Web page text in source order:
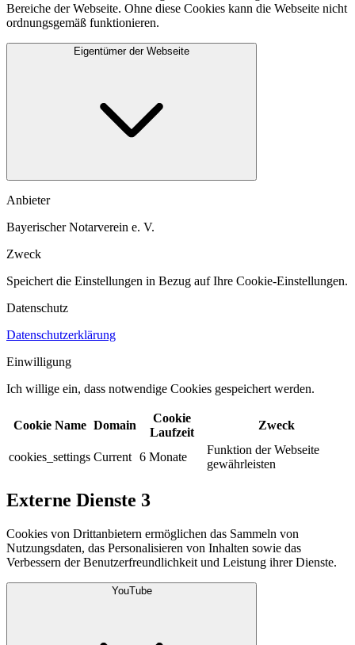
Bereiche der Webseite. Ohne diese Cookies kann die Webseite nicht
ordnungsgemäß funktionieren.
Eigentümer der Webseite
Anbieter
Bayerischer Notarverein e. V.
Zweck
Speichert die Einstellungen in Bezug auf Ihre Cookie-Einstellungen.​
Datenschutz
Datenschutzerklärung
Einwilligung
Ich willige ein, dass notwendige Cookies gespeichert werden.​
Cookie Name Domain
Cookie
Laufzeit
Zweck
cookies_settings Current 6 Monate
Funktion der Webseite
gewährleisten
Externe Dienste 3
Cookies von Drittanbietern ermöglichen das Sammeln von
Nutzungsdaten, das Personalisieren von Inhalten sowie das
Verbessern der Benutzerfreundlichkeit und Leistung ihrer Dienste.
YouTube